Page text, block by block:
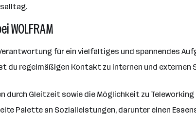
WOLFRAM
für ein vielfältiges und spannendes
du regelmäßigen Kontakt zu internen und
durch Gleitzeit sowie die Möglichkeit zu
Palette an Sozialleistungen, darunter einen